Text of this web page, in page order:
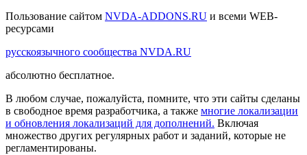
Пользование сайтом NVDA-ADDONS.RU и всеми WEB-
ресурсами
русскоязычного сообщества NVDA.RU
абсолютно бесплатное.
В любом случае, пожалуйста, помните, что эти сайты сделаны
в свободное время разработчика, а также многие локализации
и обновления локализаций для дополнений. Включая
множество других регулярных работ и заданий, которые не
регламентированы.